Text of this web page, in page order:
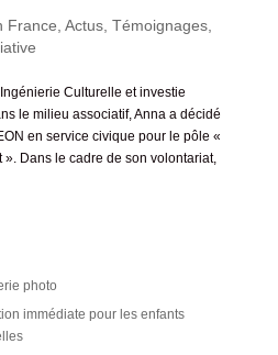
France Actus, Témoignages,
Culturelle et investie
le milieu associatif, Anna a décidé
en service civique pour le pôle «
Dans le cadre de son volontariat,
photo
immédiate pour les enfants